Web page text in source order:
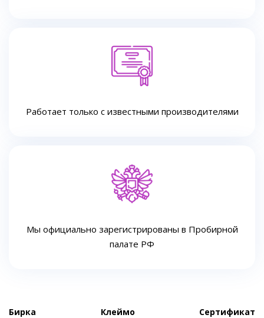
Работает только с известными производителями
Мы официально зарегистрированы в Пробирной
палате РФ
Бирка Клеймо Сертификат